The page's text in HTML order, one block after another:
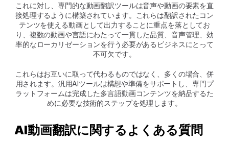
これに対し、専門的な動画翻訳ツールは音声や動画の要素を直
接処理するように構築されています。これらは翻訳されたコン
テンツを使える動画として出力することに重点を落としてお
り、複数の動画や言語にわたって一貫した品質、音声管理、効
率的なローカリゼーションを行う必要があるビジネスにとって
不可欠です。
これらはお互いに取って代わるものではなく、多くの場合、併
用されます。汎用AIツールは構想や準備をサポートし、専門プ
ラットフォームは完成した多言語動画コンテンツを納品するた
めに必要な技術的ステップを処理します。
AI動画翻訳に関するよくある質問